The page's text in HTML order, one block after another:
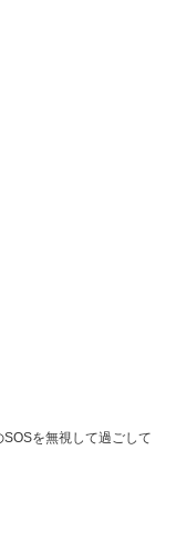
を無視して過ごして